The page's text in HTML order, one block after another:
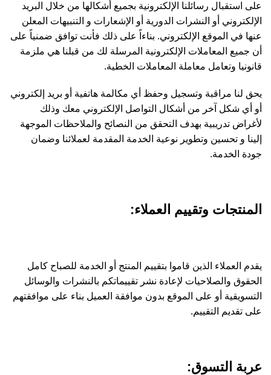
على استقبال رسائلنا الإلكترونية بجميع أشكالها من خلال البريد
الإلكتروني أو النشرات الدورية أو الإشعارات و التنبيهات المعلن
عنها في الموقع الإلكتروني. بناءاً على ذلك فأنت توافق ضمنياً على
أن جميع المعاملات الإلكترونية المرسلة لك من قبلنا هي ملزمة
قانونيا وتعامل معاملة المعاملات الخطية.
يحق لنا مراقبة وتسجيل وحفظ أي مكالمة هاتفية أو بريد إلكتروني
أو أي شكل آخر من أشكال التواصل الإلكتروني معك وذلك
لأغراض تدريبية بهدف التحقق من النصائح والملاحظات الموجهة
إلينا و تحسين وتطوير نوعية الخدمة المقدمة لعملائنا وضمان
جودة الخدمة.
المنتجات وتقييم العملاء:
يقدم العملاء الذين قاموا بتقييم المنتج أو الخدمة للصباح كامل
الحقوق والصلاحيات لإعادة نشر تقييماتكم بالنشرات والوسائل
التسويقية أو على الموقع بدون موافقة العميل بناء على موافقتهم
على تقديم التقييم.
عربة التسوق: